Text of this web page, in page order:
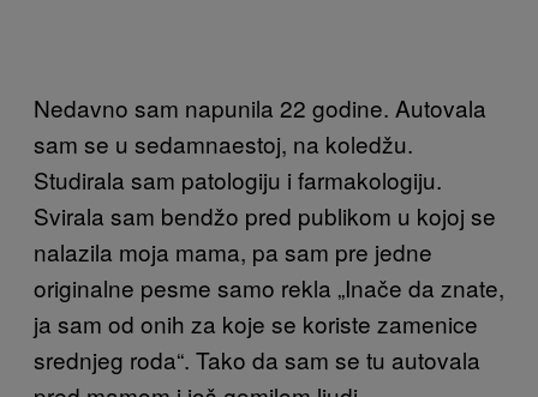
Nedavno sam napunila 22 godine. Autovala
sam se u sedamnaestoj, na koledžu.
Studirala sam patologiju i farmakologiju.
Svirala sam bendžo pred publikom u kojoj se
nalazila moja mama, pa sam pre jedne
originalne pesme samo rekla „Inače da znate,
ja sam od onih za koje se koriste zamenice
srednjeg roda“. Tako da sam se tu autovala